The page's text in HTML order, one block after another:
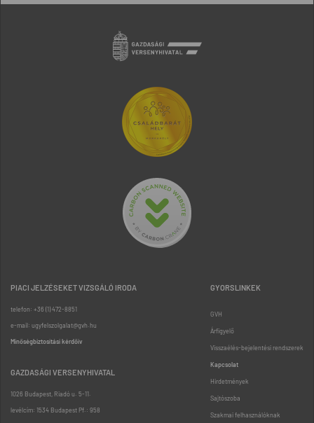
PIACI JELZÉSEKET VIZSGÁLÓ IRODA
telefon: +36 (1) 472-8851
e-mail: ugyfelszolgalat@gvh.hu
Minőségbiztosítási kérdőív
GAZDASÁGI VERSENYHIVATAL
1026 Budapest, Riadó u. 5-11.
levélcím: 1534 Budapest Pf.: 958
GYORSLINKEK
GVH
Árfigyelő
Visszaélés-bejelentési rendszerek
Kapcsolat
Hirdetmények
Sajtószoba
Szakmai felhasználóknak